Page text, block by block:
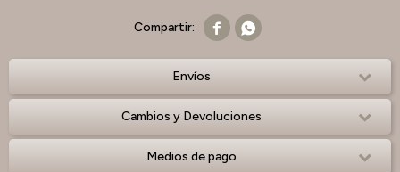
 
Envíos
Cambios y Devoluciones
Medios de pago